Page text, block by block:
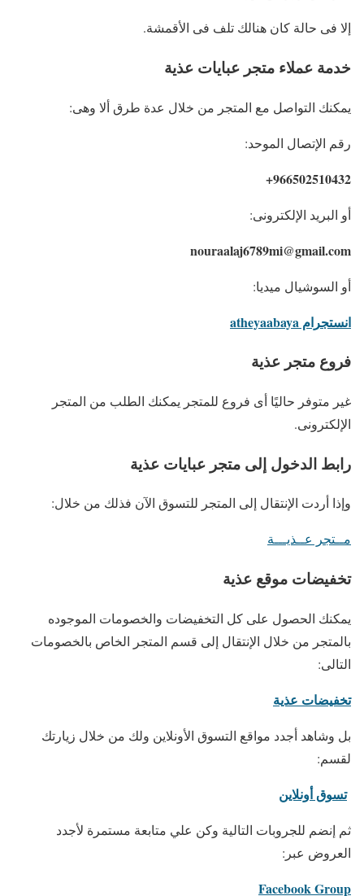
إلا فى حالة كان هنالك تلف فى الأقمشة.
خدمة عملاء متجر عبايات عذية
يمكنك التواصل مع المتجر من خلال عدة طرق ألا وهى:
رقم الإتصال الموحد:
966502510432+
أو البريد الإلكترونى:
nouraalaj6789mi@gmail.com
أو السوشيال ميديا:
انستجرام atheyaabaya
فروع متجر عذية
غير متوفر حاليًا أى فروع للمتجر يمكنك الطلب من المتجر
الإلكترونى.
رابط الدخول إلى متجر عبايات عذية
وإذا أردت الإنتقال إلى المتجر للتسوق الآن فذلك من خلال:
مــتجر عــذيـــة
تخفيضات موقع عذية
يمكنك الحصول على كل التخفيضات والخصومات الموجوده
بالمتجر من خلال الإنتقال إلى قسم المتجر الخاص بالخصومات
التالى:
تخفيضات عذية
بل وشاهد أجدد مواقع التسوق الأونلاين ولك من خلال زيارتك
لقسم:
تسوق أونلاين
ثم إنضم للجروبات التالية وكن علي متابعة مستمرة لأجدد
العروض عبر:
Facebook Group